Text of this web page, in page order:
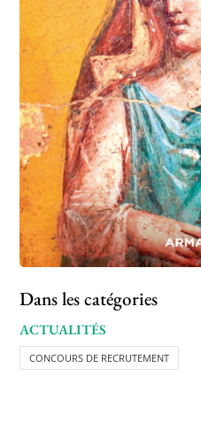
Dans les catégories
ACTUALITÉS
CONCOURS DE RECRUTEMENT